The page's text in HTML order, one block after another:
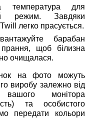
температура для
режим. Завдяки
легко прасується.
барабан
щоб білизна
очищалася.
на фото можуть
виробу залежно від
вашого монітора
та особистого
передати кольори